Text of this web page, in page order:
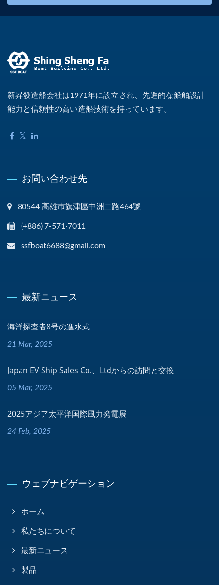
新昇發造船会社は1971年に設立され、先進的な船舶設計
能力と信頼性の高い造船技術を持っています。
お問い合わせ先
80544 高雄巿旗津區中洲二路464號
(+886) 7-571-7011
ssfboat6688@gmail.com
最新ニュース
海洋探査者8号の進水式
21 Mar, 2025
Japan EV Ship Sales Co.、Ltdからの訪問と交換
05 Mar, 2025
2025アジア太平洋国際風力発電展
24 Feb, 2025
ウェブナビゲーション
ホーム
私たちについて
最新ニュース
製品